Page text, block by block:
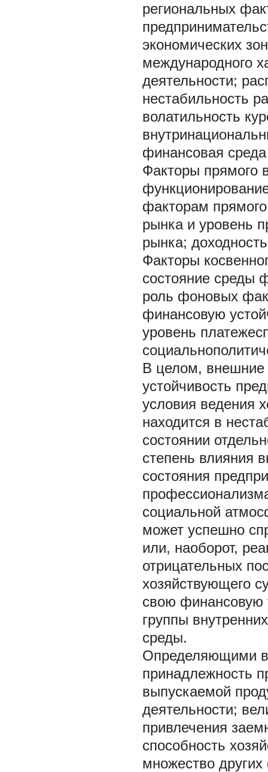
региональных
экономических
международного
деятельности;
нестабильность
волатильность
финансовая среда
Факторы прямого
факторам прямого
рынка и уровень
рынка;
Факторы
состояние среды
роль фоновых
финансовую
уровень
В целом,
устойчивость
условия ведения
находится в
состоянии
степень влияния
состояния
социальной
может успешно
или, наоборот,
отрицательных
хозяйствующего
свою финансовую
группы
среды.
Определяющими
принадлежность
выпускаемой
деятельности;
привлечения
способность
множество